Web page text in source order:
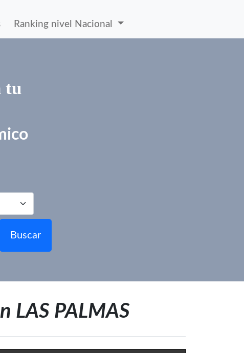
Ranking nivel Nacional
tu
Buscar
LAS PALMAS